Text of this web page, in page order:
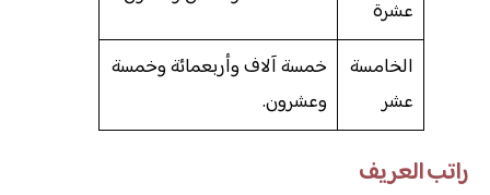
عشرة
الخامسة
عشر
خمسة آلاف وأربعمائة وخمسة
وعشرون.
راتب العريف